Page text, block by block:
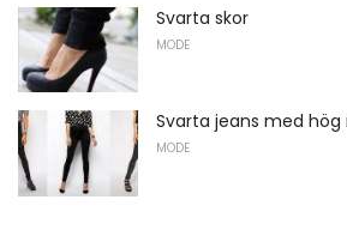
Svarta skor
MODE
Svarta jeans med hög
MODE